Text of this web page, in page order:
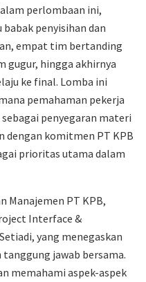
perlombaan ini,
penyisihan dan
empat tim bertanding
gugur, hingga akhirnya
ke final. Lomba ini
pemahaman pekerja
sebagai penyegaran materi
dengan komitmen PT KPB
prioritas utama dalam
Manajemen PT KPB,
Interface &
yang menegaskan
jawab bersama.
memahami aspek-aspek